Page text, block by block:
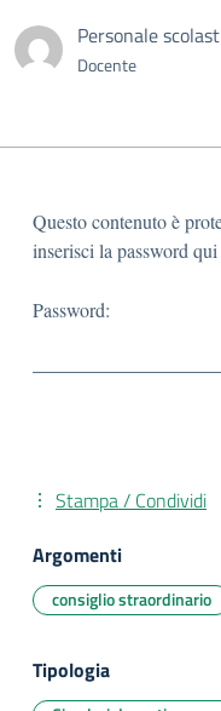
Personale
Docente
Questo contenuto è
inserisci la password qui
Password:
Stampa / Condividi
Argomenti
consiglio straordinario
Tipologia